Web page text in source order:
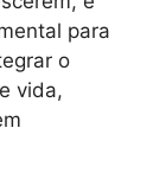
para
o
vida,